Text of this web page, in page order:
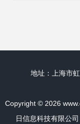
地址：上海市
Copyright © 2026
日信息科技有限公司